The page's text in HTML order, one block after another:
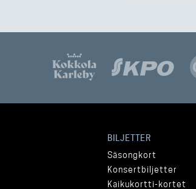
BILJETTER
Säsongkort
Konsertbiljetter
Kaikukortti-kortet